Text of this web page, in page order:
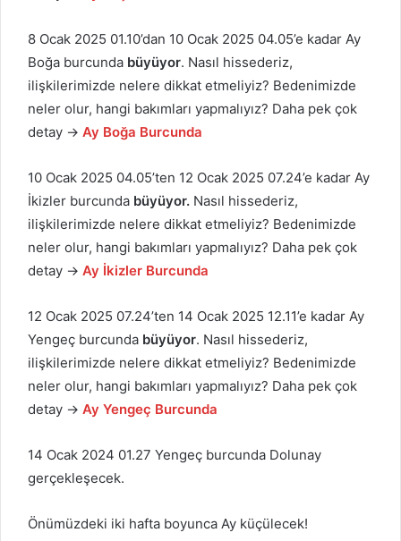
8 Ocak 2025 01.10’dan 10 Ocak 2025 04.05’e kadar Ay
Boğa burcunda büyüyor. Nasıl hissederiz,
ilişkilerimizde nelere dikkat etmeliyiz? Bedenimizde
neler olur, hangi bakımları yapmalıyız? Daha pek çok
detay → Ay Boğa Burcunda
10 Ocak 2025 04.05’ten 12 Ocak 2025 07.24’e kadar Ay
İkizler burcunda büyüyor. Nasıl hissederiz,
ilişkilerimizde nelere dikkat etmeliyiz? Bedenimizde
neler olur, hangi bakımları yapmalıyız? Daha pek çok
detay → Ay İkizler Burcunda
12 Ocak 2025 07.24’ten 14 Ocak 2025 12.11’e kadar Ay
Yengeç burcunda büyüyor. Nasıl hissederiz,
ilişkilerimizde nelere dikkat etmeliyiz? Bedenimizde
neler olur, hangi bakımları yapmalıyız? Daha pek çok
detay → Ay Yengeç Burcunda
14 Ocak 2024 01.27 Yengeç burcunda Dolunay
gerçekleşecek.
Önümüzdeki iki hafta boyunca Ay küçülecek!